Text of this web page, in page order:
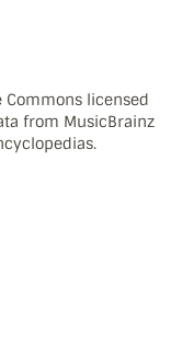
licensed
from MusicBrainz